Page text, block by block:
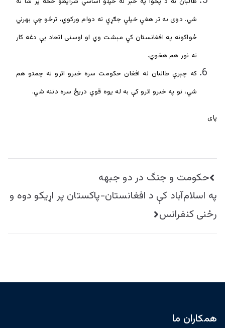
شي. دوی به تر هغې خپلې جګړې ته دوام ورکوي، ترڅو چې بهرني
ځواکونه په افغانستان کې مېشت وي او اوسنی اتحاد یې دغه کار
ته نور هم هڅوي.
که چېرې طالبان له افغان حکومت سره خبرو اترو ته چمتو هم
شي، نو په خبرو اترو کې به له یوه قوي دریځ سره دننه شي.
پای
راهبری
نوشته
حکومت و جنگ در دو جبهه
په اسلام‌آباد کې د افغانستان-پاکستان پر اړيکو دوه و
رځنی کنفرانس
همکاران ما